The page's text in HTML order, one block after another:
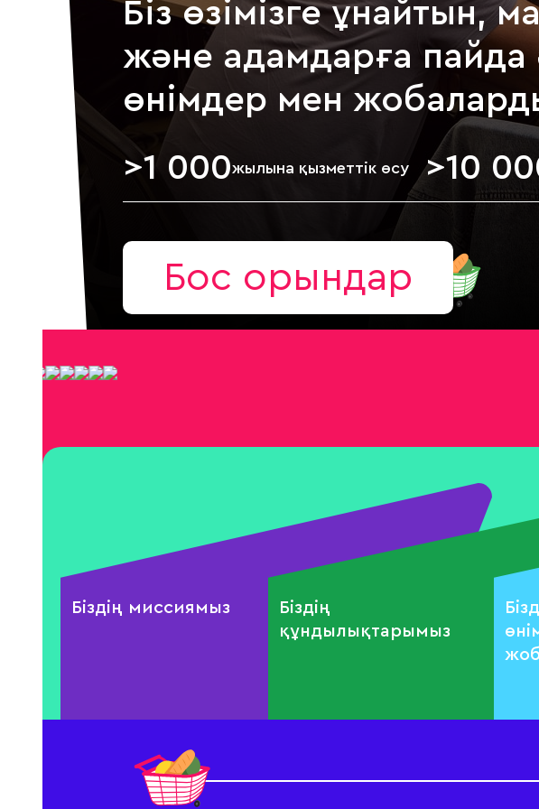
Біз өзімізге ұнайтын,
және адамдарға пайда
өнімдер мен
>1 000жылына қызметтік өсу >10
Бос орындар
Біздің миссиямыз
Біздің
құндылықтарымыз